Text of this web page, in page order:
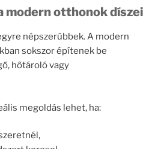
modern otthonok díszei
népszerűbbek. A modern
sokszor építenek be
hőtároló vagy
megoldás lehet, ha: